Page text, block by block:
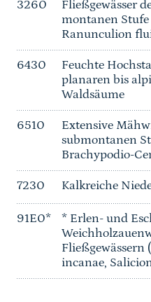
3260
Fließgewässer
montanen
Ranunculion
6430
Feuchte
planaren bis
Waldsäume
6510
Extensive
submontanen
Brachypodio-
7230 Kalkreiche
91E0*
* Erlen- und
incanae,